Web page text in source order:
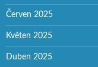
Červen 2025
Květen 2025
Duben 2025